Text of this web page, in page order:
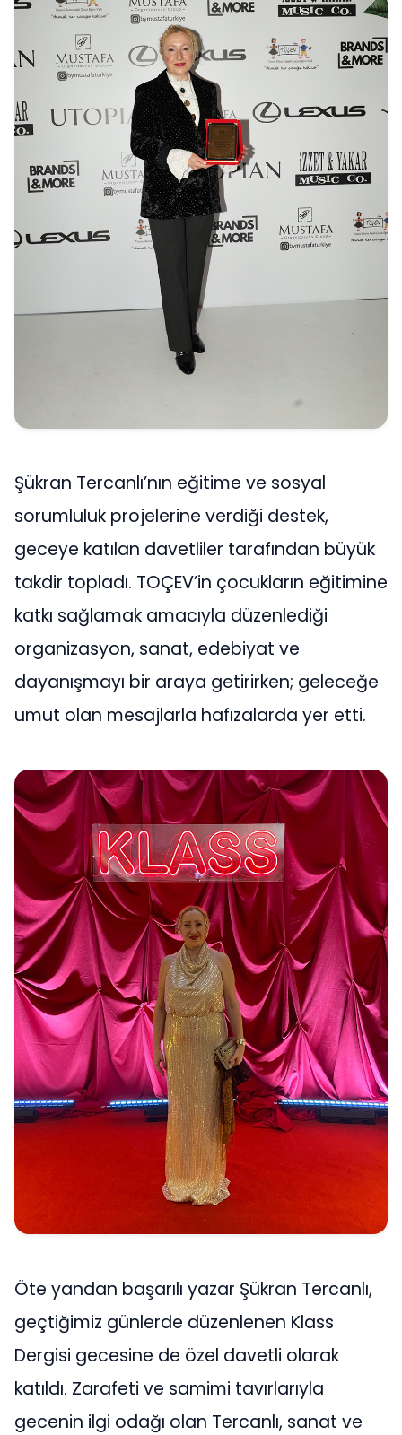
Şükran Tercanlı’nın eğitime ve sosyal
sorumluluk projelerine verdiği destek,
geceye katılan davetliler tarafından büyük
takdir topladı. TOÇEV’in çocukların eğitimine
katkı sağlamak amacıyla düzenlediği
organizasyon, sanat, edebiyat ve
dayanışmayı bir araya getirirken; geleceğe
umut olan mesajlarla hafızalarda yer etti.
Öte yandan başarılı yazar Şükran Tercanlı,
geçtiğimiz günlerde düzenlenen Klass
Dergisi gecesine de özel davetli olarak
katıldı. Zarafeti ve samimi tavırlarıyla
gecenin ilgi odağı olan Tercanlı, sanat ve